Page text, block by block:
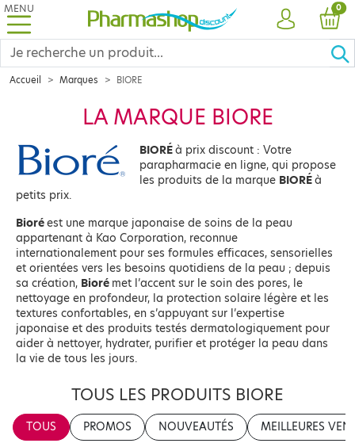
MENU
COMPTE
0
Accueil Marques BIORE
LA MARQUE BIORE
BIORÉà prix discount : Votre
parapharmacie en ligne, qui propose
les produits de la marque BIORÉà
petits prix.
Bioréest une marque japonaise de soins de la peau
appartenant à Kao Corporation, reconnue
internationalement pour ses formules efficaces, sensorielles
et orientées vers les besoins quotidiens de la peau ; depuis
sa création, Bioré met l’accent sur le soin des pores, le
nettoyage en profondeur, la protection solaire légère et les
textures confortables, en s’appuyant sur l’expertise
japonaise et des produits testés dermatologiquement pour
aider à nettoyer, hydrater, purifier et protéger la peau dans
la vie de tous les jours.
TOUS LES PRODUITS BIORE
TOUS PROMOS NOUVEAUTÉS MEILLEURES